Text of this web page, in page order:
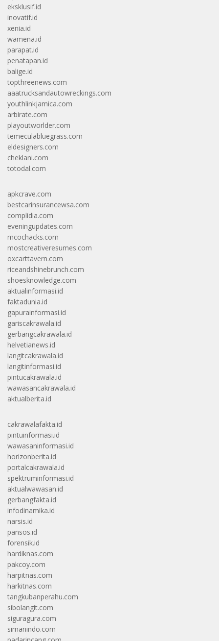
eksklusif.id
inovatif.id
xenia.id
wamena.id
parapat.id
penatapan.id
balige.id
topthreenews.com
aaatrucksandautowreckings.com
youthlinkjamica.com
arbirate.com
playoutworlder.com
temeculabluegrass.com
eldesigners.com
cheklani.com
totodal.com
apkcrave.com
bestcarinsurancewsa.com
complidia.com
eveningupdates.com
mcochacks.com
mostcreativeresumes.com
oxcarttavern.com
riceandshinebrunch.com
shoesknowledge.com
aktualinformasi.id
faktadunia.id
gapurainformasi.id
gariscakrawala.id
gerbangcakrawala.id
helvetianews.id
langitcakrawala.id
langitinformasi.id
pintucakrawala.id
wawasancakrawala.id
aktualberita.id
cakrawalafakta.id
pintuinformasi.id
wawasaninformasi.id
horizonberita.id
portalcakrawala.id
spektruminformasi.id
aktualwawasan.id
gerbangfakta.id
infodinamika.id
narsis.id
pansos.id
forensik.id
hardiknas.com
pakcoy.com
harpitnas.com
harkitnas.com
tangkubanperahu.com
sibolangit.com
siguragura.com
simanindo.com